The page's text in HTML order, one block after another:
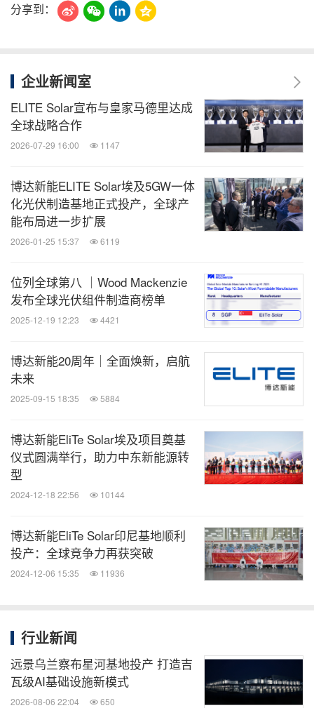
分享到：
企业新闻室
ELITE Solar宣布与皇家马德里达成
全球战略合作
2026-07-29 16:00 1147
博达新能ELITE Solar埃及5GW一体
化光伏制造基地正式投产，全球产
能布局进一步扩展
2026-01-25 15:37 6119
位列全球第八 ｜Wood Mackenzie
发布全球光伏组件制造商榜单
2025-12-19 12:23 4421
博达新能20周年｜全面焕新，启航
未来
2025-09-15 18:35 5884
博达新能EliTe Solar埃及项目奠基
仪式圆满举行，助力中东新能源转
型
2024-12-18 22:56 10144
博达新能EliTe Solar印尼基地顺利
投产：全球竞争力再获突破
2024-12-06 15:35 11936
行业新闻
远景乌兰察布星河基地投产 打造吉
瓦级AI基础设施新模式
2026-08-06 22:04 650